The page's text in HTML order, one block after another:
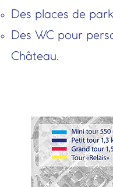
Des places de
Des WC pour
Château.